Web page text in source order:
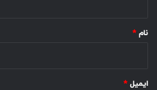
نام *
ایمیل *